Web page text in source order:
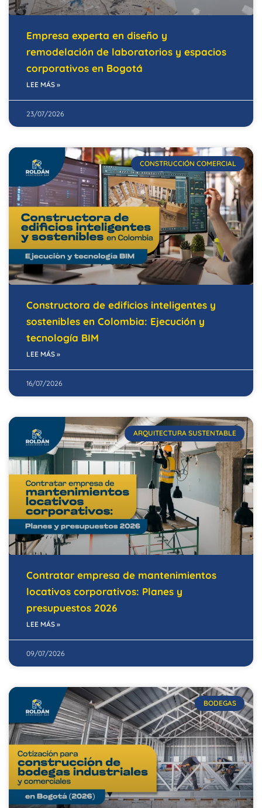
Empresa experta en diseño y
remodelación de laboratorios y espacios
corporativos en Bogotá
LEE MÁS »
23/07/2026
CONSTRUCCIÓN COMERCIAL
Constructora de edificios inteligentes y
sostenibles en Colombia: Ejecución y
tecnología BIM
LEE MÁS »
16/07/2026
ARQUITECTURA SUSTENTABLE
Contratar empresa de mantenimientos
locativos corporativos: Planes y
presupuestos 2026
LEE MÁS »
09/07/2026
BODEGAS